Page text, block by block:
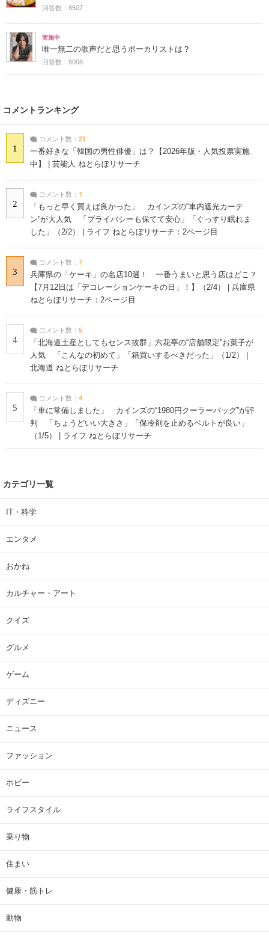
回答数：8507
実施中
唯一無二の歌声だと思うボーカリストは？
回答数：8098
コメントランキング
1
コメント数： 21
一番好きな「韓国の男性俳優」は？【2026年版・人気投票実施
中】 | 芸能人 ねとらぼリサーチ
2
コメント数： 7
「もっと早く買えば良かった」 カインズの“車内遮光カーテ
ン”が大人気 「プライバシーも保てて安心」「ぐっすり眠れま
した」（2/2） | ライフ ねとらぼリサーチ：2ページ目
3
コメント数： 7
兵庫県の「ケーキ」の名店10選！ 一番うまいと思う店はどこ？
【7月12日は「デコレーションケーキの日」！】（2/4） | 兵庫県
ねとらぼリサーチ：2ページ目
4
コメント数： 5
「北海道土産としてもセンス抜群」六花亭の“店舗限定”お菓子が
人気 「こんなの初めて」「箱買いするべきだった」（1/2） |
北海道 ねとらぼリサーチ
5
コメント数： 4
「車に常備しました」 カインズの“1980円クーラーバッグ”が評
判 「ちょうどいい大きさ」「保冷剤を止めるベルトが良い」
（1/5） | ライフ ねとらぼリサーチ
カテゴリ一覧
IT・科学
エンタメ
おかね
カルチャー・アート
クイズ
グルメ
ゲーム
ディズニー
ニュース
ファッション
ホビー
ライフスタイル
乗り物
住まい
健康・筋トレ
動物